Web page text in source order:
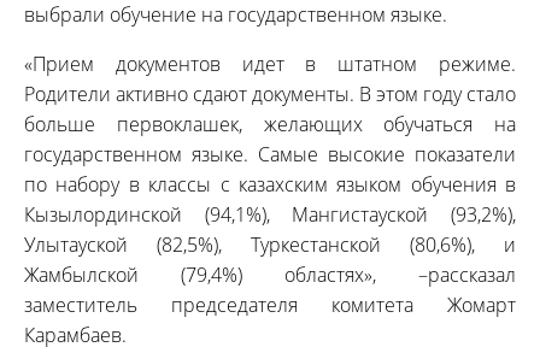
выбрали обучение на государственном языке.
«Прием документов идет в штатном режиме.
Родители активно сдают документы. В этом году стало
больше первоклашек, желающих обучаться на
государственном языке. Самые высокие показатели
по набору в классы с казахским языком обучения в
Кызылординской (94,1%), Мангистауской (93,2%),
Улытауской (82,5%), Туркестанской (80,6%), и
Жамбылской (79,4%) областях», –рассказал
заместитель председателя комитета Жомарт
Карамбаев.